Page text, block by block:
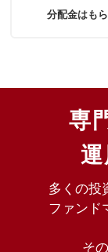
分配金はも
専
多くの投
ファンド
そ